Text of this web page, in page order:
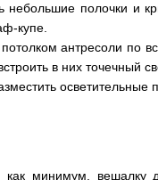
полочки и
купе.
антресоли по
в них точечный
осветительные
как минимум,